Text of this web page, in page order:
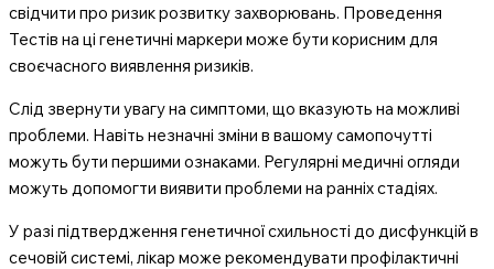
свідчити про ризик розвитку захворювань. Проведення
Тестів на ці генетичні маркери може бути корисним для
своєчасного виявлення ризиків.
Слід звернути увагу на симптоми, що вказують на можливі
проблеми. Навіть незначні зміни в вашому самопочутті
можуть бути першими ознаками. Регулярні медичні огляди
можуть допомогти виявити проблеми на ранніх стадіях.
У разі підтвердження генетичної схильності до дисфункцій в
сечовій системі, лікар може рекомендувати профілактичні